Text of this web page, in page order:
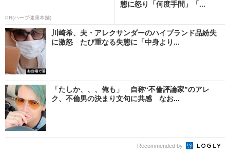
PR(ハーブ健康本舗)
態に怒り「何度手間」「...
川崎希、夫・アレクサンダーのハイブランド品紛失
に激怒 たび重なる失態に「中身より...
「たしか、、、俺も」 自称“不倫評論家”のアレ
ク、不倫男の決まり文句に共感 なお...
Recommended by